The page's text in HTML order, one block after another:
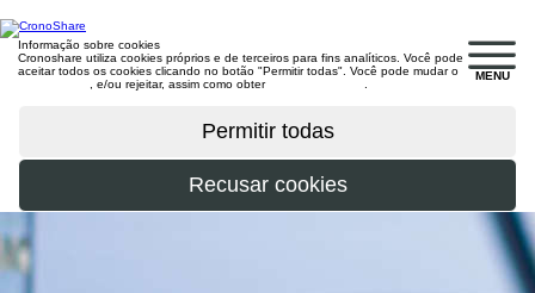
MENU
Informação sobre cookies
Cronoshare utiliza cookies próprios e de terceiros para fins analíticos. Você pode
aceitar todos os cookies clicando no botão "Permitir todas". Você pode mudar o
, e/ou rejeitar, assim como obter